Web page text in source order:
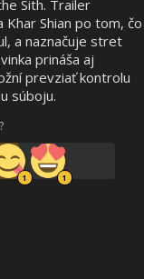
Sith. Trailer
Shian po tom, čo
a naznačuje stret
prináša aj
prevziať kontrolu
súboju.